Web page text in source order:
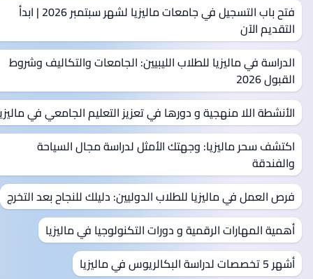
فتح باب التسجيل في جامعات ماليزيا لشهر سبتمبر 2026 | ابدأ
التقديم الآن
الدراسة في ماليزيا للطلاب الليبيين: الجامعات والتكاليف وشروط
القبول 2026
الأنشطة اللا منهجية و دورها في تعزيز التعليم الجامعي في ماليزيا
اكتشف سحر ماليزيا: وجهتك الأمثل لدراسة مجال السياحة
والفندقة
فرص العمل في ماليزيا للطلاب الدوليين: دليلك للنجاح بعد التخرج
أهمية المهارات الرقمية و دورات التكنولوجيا في ماليزيا
أشهر 5 تخصصات لدراسة البكالريوس في ماليزيا